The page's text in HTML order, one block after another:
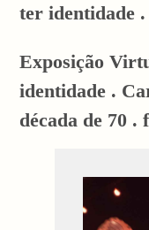
ter identidade
Exposição
identidade .
década de 70